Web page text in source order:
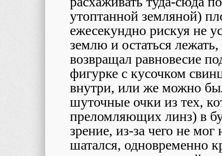
утоптанной земляной)
ежесекундно рискуя не
землю и остаться
возвращал равновесие
фигурке с кусочком
внутри, или же можно
шуточные очки из тех,
преломляющих линз) в
зрение, из-за чего не
шатался, одновременно